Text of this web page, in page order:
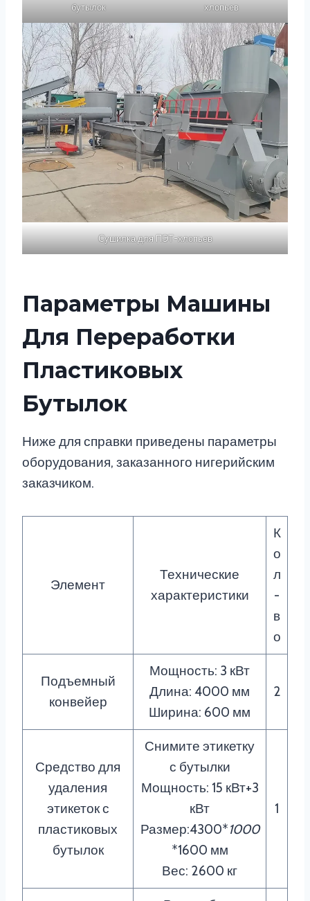
бутылок
хлопьев
Сушилка для ПЭТ-хлопьев
Параметры Машины
Для Переработки
Пластиковых
Бутылок
Ниже для справки приведены параметры
оборудования, заказанного нигерийским
заказчиком.
Элемент
Технические
характеристики
К
о
л
-
в
о
Подъемный
конвейер
Мощность: 3 кВт
Длина: 4000 мм
Ширина: 600 мм
2
Средство для
удаления
этикеток с
пластиковых
бутылок
Снимите этикетку
с бутылки
Мощность: 15 кВт+3
кВт
Размер:4300*1000
*1600 мм
Вес: 2600 кг
1